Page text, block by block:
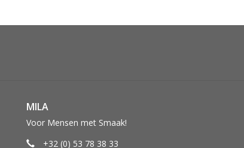
MILA
Voor Mensen met Smaak!
+32 (0) 53 78 38 33